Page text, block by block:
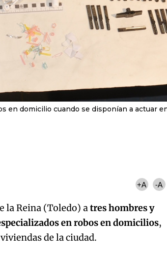
en domicilio cuando se disponían a actuar
+A -A
la Reina (Toledo) atres hombres y
en robos en domicilios,
de la ciudad.